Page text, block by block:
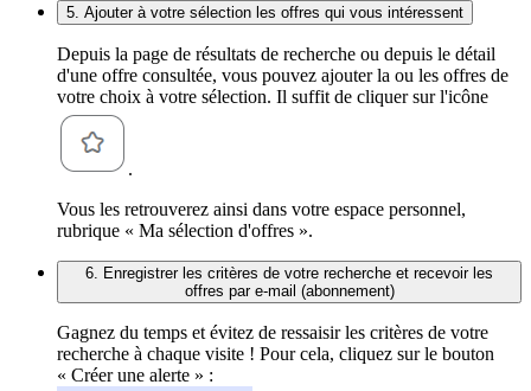
5. Ajouter à votre sélection les offres qui vous intéressent
Depuis la page de résultats de recherche ou depuis le détail
d'une offre consultée, vous pouvez ajouter la ou les offres de
votre choix à votre sélection. Il suffit de cliquer sur l'icône
.
Vous les retrouverez ainsi dans votre espace personnel,
rubrique « Ma sélection d'offres ».
6. Enregistrer les critères de votre recherche et recevoir les
offres par e-mail (abonnement)
Gagnez du temps et évitez de ressaisir les critères de votre
recherche à chaque visite ! Pour cela, cliquez sur le bouton
« Créer une alerte » :